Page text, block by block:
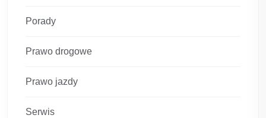
Porady
Prawo drogowe
Prawo jazdy
Serwis